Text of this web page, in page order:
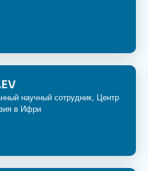
научный сотрудник, Центр
в Ифри